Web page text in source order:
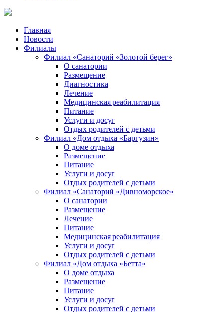
Главная
Новости
Филиалы
Филиал «Санаторий «Золотой берег»
О санатории
Размещение
Диагностика
Лечение
Медицинская реабилитация
Питание
Услуги и досуг
Отдых родителей с детьми
Филиал «Дом отдыха «Баргузин»
О доме отдыха
Размещение
Питание
Услуги и досуг
Отдых родителей с детьми
Филиал «Санаторий «Дивноморское»
О санатории
Размещение
Лечение
Питание
Медицинская реабилитация
Услуги и досуг
Отдых родителей с детьми
Филиал «Дом отдыха «Бетта»
О доме отдыха
Размещение
Питание
Услуги и досуг
Отдых родителей с детьми